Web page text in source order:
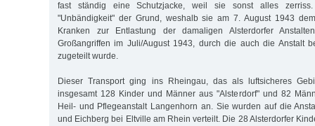
fast ständig eine Schutzjacke, weil sie sonst alles
"Unbändigkeit" der Grund, weshalb sie am 7. August 1943
Kranken zur Entlastung der damaligen Alsterdorfer
Großangriffen im Juli/August 1943, durch die auch die Anstalt
zugeteilt wurde.
Dieser Transport ging ins Rheingau, das als luftsicheres
insgesamt 128 Kinder und Männer aus "Alsterdorf" und 82
Heil- und Pflegeanstalt Langenhorn an. Sie wurden auf die
und Eichberg bei Eltville am Rhein verteilt. Die 28 Alsterdorfer